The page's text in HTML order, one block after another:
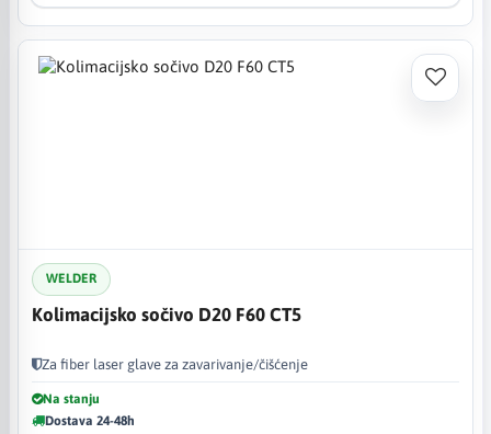
WELDER
Kolimacijsko sočivo D20 F60 CT5
Za fiber laser glave za zavarivanje/čišćenje
Na stanju
Dostava 24-48h